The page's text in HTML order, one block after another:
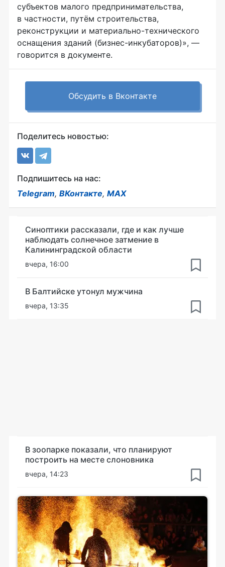
субъектов малого предпринимательства,
в частности, путём строительства,
реконструкции и материально-технического
оснащения зданий (бизнес-инкубаторов)», —
говорится в документе.
Обсудить в Вконтакте
Поделитесь новостью:
Подпишитесь на нас:
Telegram, ВКонтакте, MAX
Синоптики рассказали, где и как лучше
наблюдать солнечное затмение в
Калининградской области
вчера, 16:00
В Балтийске утонул мужчина
вчера, 13:35
В зоопарке показали, что планируют
построить на месте слоновника
вчера, 14:23